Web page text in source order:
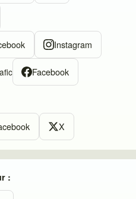
Instagram
Facebook
X
: